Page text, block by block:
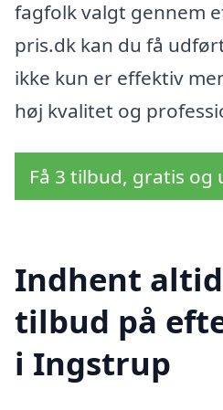
fagfolk valgt gennem
pris.dk kan du få
ikke kun er effektiv
høj kvalitet og
Få 3 tilbud, gratis
Indhent
tilbud på
i Ingstrup